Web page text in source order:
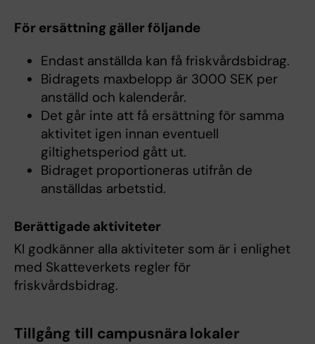
För ersättning gäller följande
Endast anställda kan få friskvårdsbidrag.
Bidragets maxbelopp är 3000 SEK per
anställd och kalenderår.
Det går inte att få ersättning för samma
aktivitet igen innan eventuell
giltighetsperiod gått ut.
Bidraget proportioneras utifrån de
anställdas arbetstid.
Berättigade aktiviteter
KI godkänner alla aktiviteter som är i enlighet
med Skatteverkets regler för
friskvårdsbidrag.
Tillgång till campusnära lokaler